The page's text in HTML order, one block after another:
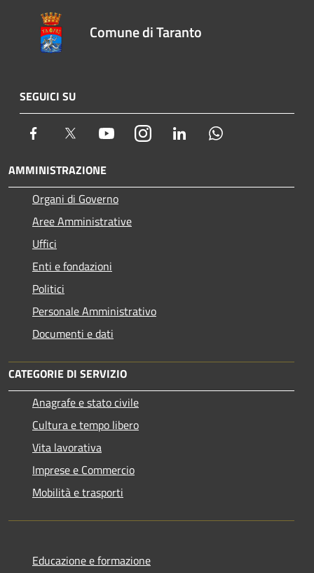
Comune di Taranto
SEGUICI SU
Facebook Twitter YoutubeInstagram LinkedIn
AMMINISTRAZIONE
Organi di Governo
Aree Amministrative
Uffici
Enti e fondazioni
Politici
Personale Amministrativo
Documenti e dati
CATEGORIE DI SERVIZIO
Anagrafe e stato civile
Cultura e tempo libero
Vita lavorativa
Imprese e Commercio
Mobilità e trasporti
Educazione e formazione